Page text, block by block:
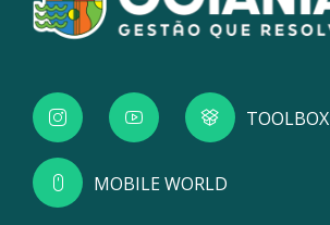
TOOLBOX
MOBILE WORLD